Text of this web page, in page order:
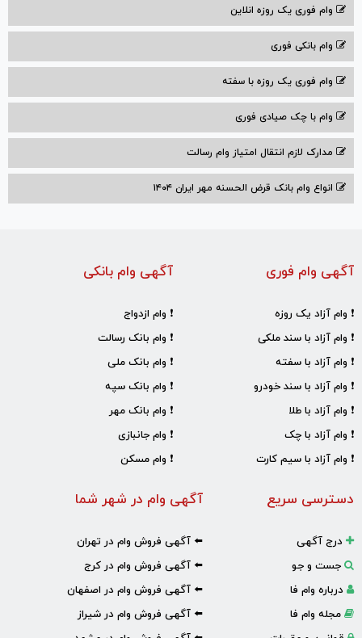
وام فوری یک روزه انلاین
وام بانکی فوری
وام فوری یک روزه با سفته
وام با‌ چک صیادی‌ فوری
مدارک لازم انتقال امتیاز وام رسالت
انواع وام بانک قرض الحسنه مهر ایران ۱۴۰۴
آگهی وام بانکی
❗ وام ازدواج
❗ وام بانک رسالت
❗ وام بانک ملی
❗ وام بانک سپه
❗ وام بانک مهر
❗ وام جانبازی
❗ وام مسکن
آگهی وام فوری
❗ وام آزاد یک روزه
❗ وام آزاد با سند ملکی
❗ وام آزاد با سفته
❗ وام آزاد با سند خودرو
❗ وام آزاد با طلا
❗ وام آزاد با چک
❗ وام آزاد با سیم کارت
آگهی وام در شهر شما
⬅️ آگهی فروش وام در تهران
⬅️ آگهی فروش وام در کرج
⬅️ آگهی فروش وام در اصفهان
⬅️ آگهی فروش وام در شیراز
دسترسی سریع
درج آگهی
جست و جو
درباره وام فا
مجله وام فا